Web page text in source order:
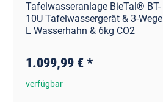
Tafelwasseranlage BieTal® BT-
10U Tafelwassergerät & 3-Wege
L Wasserhahn & 6kg CO2
1.099,99 €*
verfügbar